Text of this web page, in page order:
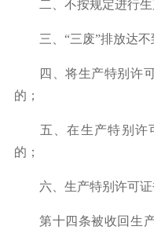
二、不按规定进行生
三、 “三废”排放达不
四、将生产特别许可
的；
五、在生产特别许
的；
六、生产特别许可证
第十四条被收回生产